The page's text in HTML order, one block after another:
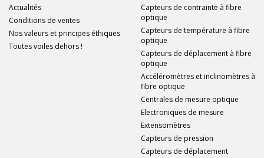
Actualités
Conditions de ventes
Nos valeurs et principes éthiques
Toutes voiles dehors !
Capteurs de contrainte à fibre
optique
Capteurs de température à fibre
optique
Capteurs de déplacement à fibre
optique
Accéléromètres et inclinomètres à
fibre optique
Centrales de mesure optique
Electroniques de mesure
Extensomètres
Capteurs de pression
Capteurs de déplacement